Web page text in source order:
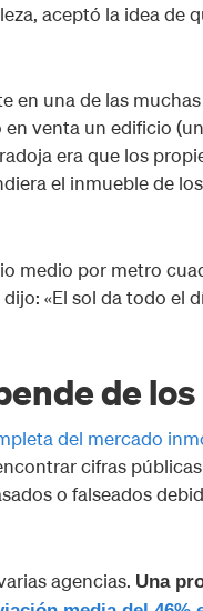
aceptó la idea de
en una de las
venta un edificio
era que los
el inmueble de
medio por metro
«El sol da todo el
de
del mercado
cifras
o falseados
agencias. Una